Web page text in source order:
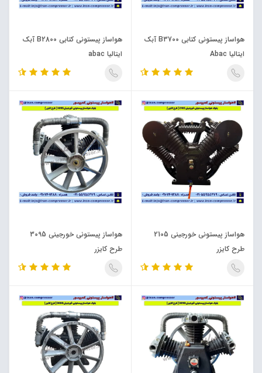
هواساز پیستونی کتابی B3700 آبک
ایتالیا Abac
هواساز پیستونی کتابی B2800 آبک
ایتالیا abac
هواساز پیستونی خورجینی 2105
طرح کایزر
هواساز پیستونی خورجینی 3095
طرح کایزر